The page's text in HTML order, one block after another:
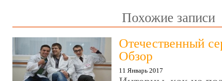
Похожие записи
Отечественный
Обзор
11 Январь 2017